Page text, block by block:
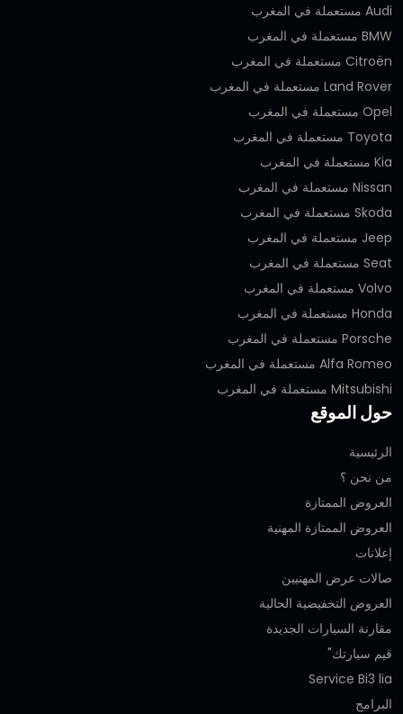
Audi مستعملة في المغرب
BMW مستعملة في المغرب
Citroën مستعملة في المغرب
Land Rover مستعملة في المغرب
Opel مستعملة في المغرب
Toyota مستعملة في المغرب
Kia مستعملة في المغرب
Nissan مستعملة في المغرب
Skoda مستعملة في المغرب
Jeep مستعملة في المغرب
Seat مستعملة في المغرب
Volvo مستعملة في المغرب
Honda مستعملة في المغرب
Porsche مستعملة في المغرب
Alfa Romeo مستعملة في المغرب
Mitsubishi مستعملة في المغرب
حول الموقع
الرئيسية
من نحن ؟
العروض الممتازة
العروض الممتازة المهنية‎
إعلانات
صالات عرض المهنيين
العروض التخفيضية الحالية
مقارنة السيارات الجديدة
قيم سيارتك"
Service Bi3 lia
البرامج